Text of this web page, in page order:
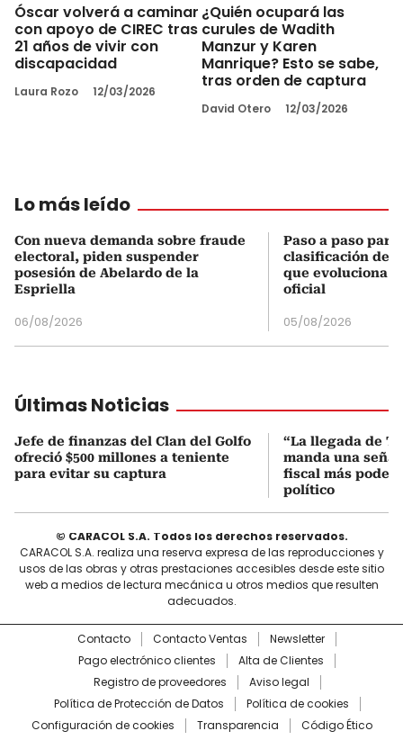
Óscar volverá a caminar
con apoyo de CIREC tras
21 años de vivir con
discapacidad
Laura Rozo 12/03/2026
¿Quién ocupará las
curules de Wadith
Manzur y Karen
Manrique? Esto se sabe,
tras orden de captura
David Otero 12/03/2026
Lo más leído
Con nueva demanda sobre fraude
electoral, piden suspender
posesión de Abelardo de la
Espriella
06/08/2026
Paso a paso
clasificación del
que evoluciona
oficial
05/08/2026
Últimas Noticias
Jefe de finanzas del Clan del Golfo
ofreció $500 millones a teniente
para evitar su captura
“La llegada de
manda una
fiscal más
político
© CARACOL S.A. Todos los derechos reservados.
CARACOL S.A. realiza una reserva expresa de las reproducciones y
usos de las obras y otras prestaciones accesibles desde este sitio
web a medios de lectura mecánica u otros medios que resulten
adecuados.
Contacto Contacto Ventas
Newsletter
Pago electrónico clientes
Alta de Clientes
Registro de proveedores
Aviso legal
Política de Protección de Datos
Política de cookies
Configuración de cookies
Transparencia Código Ético